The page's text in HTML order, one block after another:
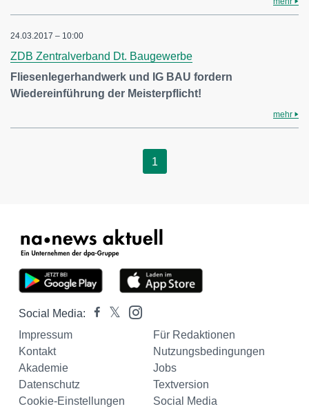
24.03.2017 – 10:00
ZDB Zentralverband Dt. Baugewerbe
Fliesenlegerhandwerk und IG BAU fordern
Wiedereinführung der Meisterpflicht!
mehr
1
Social Media:
Impressum
Für Redaktionen
Kontakt
Nutzungsbedingungen
Akademie
Jobs
Datenschutz
Textversion
Cookie-Einstellungen
Social Media